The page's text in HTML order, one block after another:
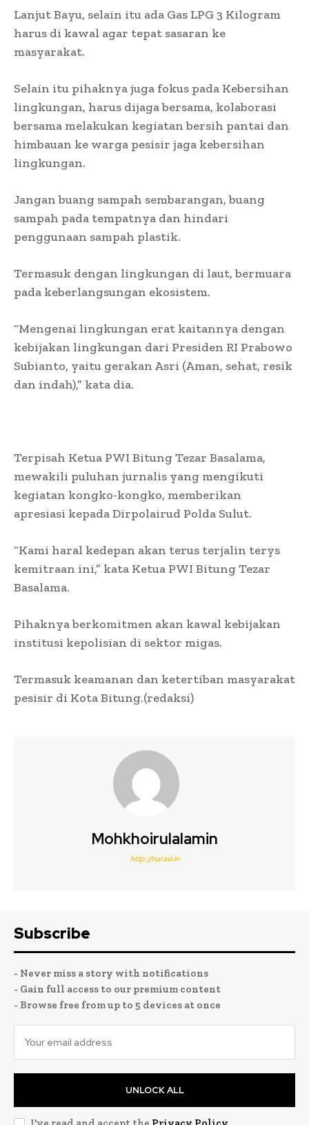
Lanjut Bayu, selain itu ada Gas LPG 3 Kilogram
harus di kawal agar tepat sasaran ke
masyarakat.
Selain itu pihaknya juga fokus pada Kebersihan
lingkungan, harus dijaga bersama, kolaborasi
bersama melakukan kegiatan bersih pantai dan
himbauan ke warga pesisir jaga kebersihan
lingkungan.
Jangan buang sampah sembarangan, buang
sampah pada tempatnya dan hindari
penggunaan sampah plastik.
Termasuk dengan lingkungan di laut, bermuara
pada keberlangsungan ekosistem.
“Mengenai lingkungan erat kaitannya dengan
kebijakan lingkungan dari Presiden RI Prabowo
Subianto, yaitu gerakan Asri (Aman, sehat, resik
dan indah),” kata dia.
Terpisah Ketua PWI Bitung Tezar Basalama,
mewakili puluhan jurnalis yang mengikuti
kegiatan kongko-kongko, memberikan
apresiasi kepada Dirpolairud Polda Sulut.
“Kami haral kedepan akan terus terjalin terys
kemitraan ini,” kata Ketua PWI Bitung Tezar
Basalama.
Pihaknya berkomitmen akan kawal kebijakan
institusi kepolisian di sektor migas.
Termasuk keamanan dan ketertiban masyarakat
pesisir di Kota Bitung.(redaksi)
Mohkhoirulalamin
http://narasi.in
Subscribe
- Never miss a story with notifications
- Gain full access to our premium content
- Browse free from up to 5 devices at once
UNLOCK ALL